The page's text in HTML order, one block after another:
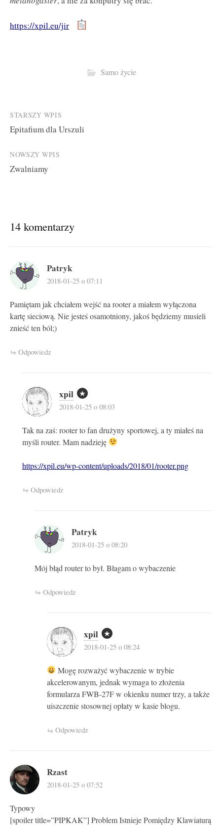
https://xpil.eu/jir
Samo życie
Post
navigation
STARSZY WPIS
Epitafium dla Urszuli
NOWSZY WPIS
Zwalniamy
14 komentarzy
Patryk
2018-01-25 o 07:11
Pamiętam jak chciałem wejść na rooter a miałem wyłączona
kartę sieciową. Nie jesteś osamotniony, jakoś będziemy musieli
znieść ten ból;)
Odpowiedz
xpil
2018-01-25 o 08:03
Tak na zaś: rooter to fan drużyny sportowej, a ty miałeś na
myśli router. Mam nadzieję
https://xpil.eu/wp-content/uploads/2018/01/rooter.png
Odpowiedz
Patryk
2018-01-25 o 08:20
Mój błąd router to był. Błagam o wybaczenie
Odpowiedz
xpil
2018-01-25 o 08:24
Mogę rozważyć wybaczenie w trybie
akcelerowanym, jednak wymaga to złożenia
formularza FWB-27F w okienku numer trzy, a także
uiszczenie stosownej opłaty w kasie blogu.
Odpowiedz
Rzast
2018-01-25 o 07:52
Typowy
[spoiler title=”PIPKAK”] Problem Istnieje Pomiędzy Klawiaturą